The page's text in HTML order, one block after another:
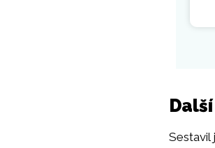
Sestavil